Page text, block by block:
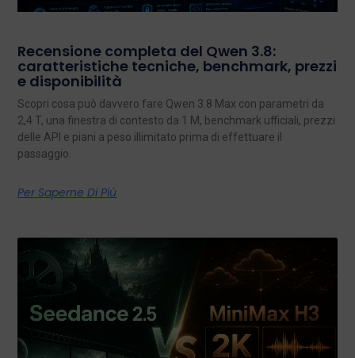
Recensione completa del Qwen 3.8:
caratteristiche tecniche, benchmark, prezzi
e disponibilità
Scopri cosa può davvero fare Qwen 3.8 Max con parametri da
2,4 T, una finestra di contesto da 1 M, benchmark ufficiali, prezzi
delle API e piani a peso illimitato prima di effettuare il
passaggio.
Per Saperne Di Più